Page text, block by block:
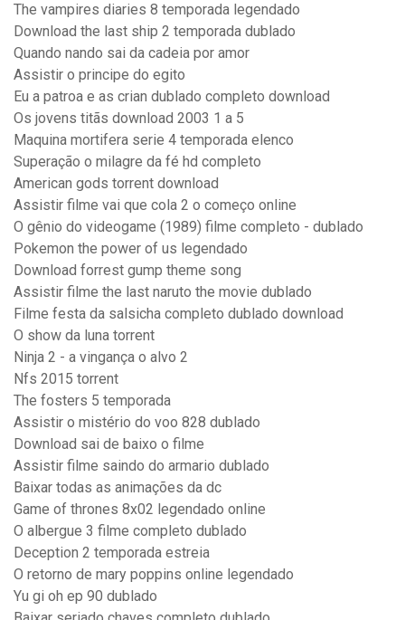
The vampires diaries 8 temporada legendado
Download the last ship 2 temporada dublado
Quando nando sai da cadeia por amor
Assistir o principe do egito
Eu a patroa e as crian dublado completo download
Os jovens titãs download 2003 1 a 5
Maquina mortifera serie 4 temporada elenco
Superação o milagre da fé hd completo
American gods torrent download
Assistir filme vai que cola 2 o começo online
O gênio do videogame (1989) filme completo - dublado
Pokemon the power of us legendado
Download forrest gump theme song
Assistir filme the last naruto the movie dublado
Filme festa da salsicha completo dublado download
O show da luna torrent
Ninja 2 - a vingança o alvo 2
Nfs 2015 torrent
The fosters 5 temporada
Assistir o mistério do voo 828 dublado
Download sai de baixo o filme
Assistir filme saindo do armario dublado
Baixar todas as animações da dc
Game of thrones 8x02 legendado online
O albergue 3 filme completo dublado
Deception 2 temporada estreia
O retorno de mary poppins online legendado
Yu gi oh ep 90 dublado